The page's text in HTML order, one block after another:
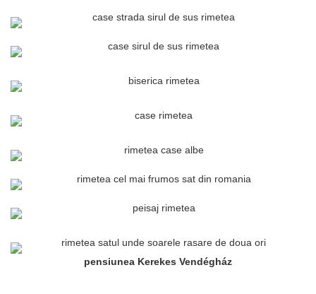
pensiunea Kerekes Vendégház